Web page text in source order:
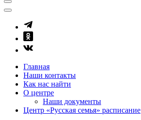
Главная
Наши контакты
Как нас найти
О центре
Наши документы
Центр «Русская семья» расписание